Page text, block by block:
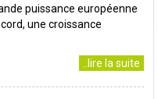
puissance européenne
une croissance
..lire la suite